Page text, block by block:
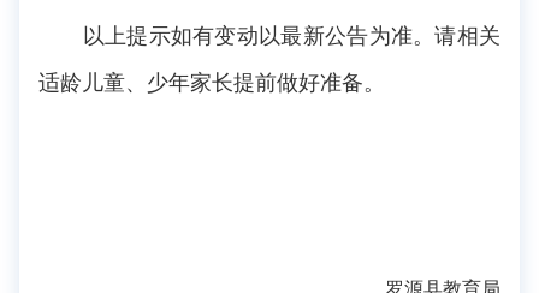
以上提示如有变动以最新公告为准。请相关
适龄儿童、少年家长提前做好准备。
罗源县教育局